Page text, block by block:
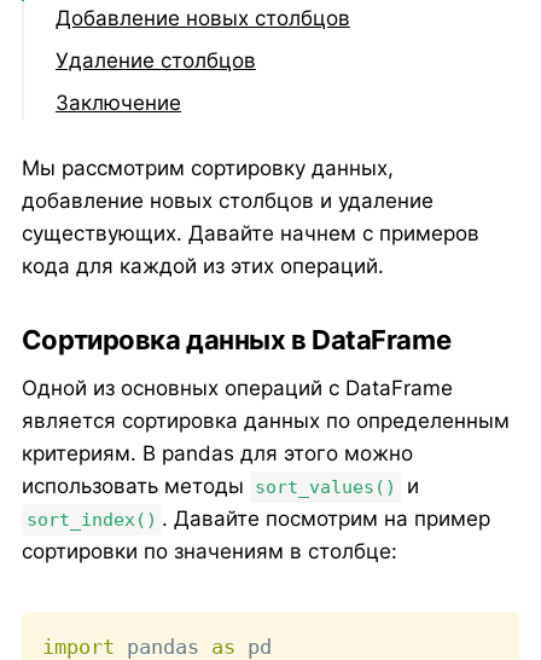
Добавление новых столбцов
Удаление столбцов
Заключение
Мы рассмотрим сортировку данных,
добавление новых столбцов и удаление
существующих. Давайте начнем с примеров
кода для каждой из этих операций.
Сортировка данных в DataFrame
Одной из основных операций с DataFrame
является сортировка данных по определенным
критериям. В pandas для этого можно
использовать методы
sort_values() и
sort_index() . Давайте посмотрим на пример
сортировки по значениям в столбце:
import pandas as pd